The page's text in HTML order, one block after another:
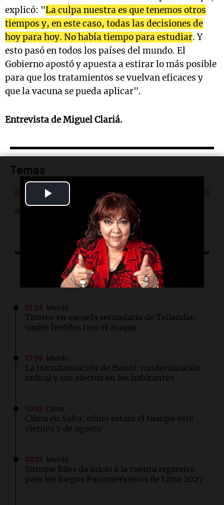
Video
explicó: "La culpa nuestra es que tenemos otros
tiempos y, en este caso, todas las decisiones de
hoy para hoy. No había tiempo para estudiar. Y
esto pasó en todos los países del mundo. El
Gobierno apostó y apuesta a estirar lo más posible
para que los tratamientos se vuelvan eficaces y
que la vacuna se pueda aplicar".
Entrevista de Miguel Clariá.
Temas
coronavirus investigadores acatamiento
restricciones interior pandemia
Lo último
01:24 Mundo
Tiroteo en escuela secundaria de Tailandia:
varios heridos tras el ataque
01:09 Mundo
La transformación de Hanói: modernización
radical y sus efectos en los habitantes
00:32 Clima
Clima en Salta: cómo estará el tiempo este
viernes 7 de agosto
00:32 Mundo
Simone Biles da inicio a la cuenta regresiva
para los Juegos Panamericanos de Lima 2027